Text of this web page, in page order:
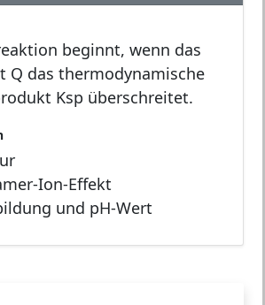
beginnt, wenn das
Q das thermodynamische
Ksp überschreitet.
Ion-Effekt
und pH-Wert